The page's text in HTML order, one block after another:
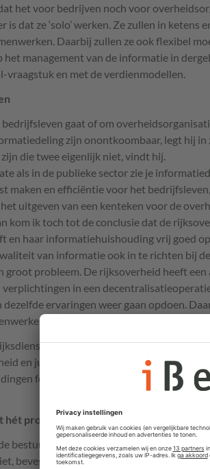
het voor bedrijven noch voor
is dat ze ‘solo’ werken. Ze zullen in ketens
Daarbij zullen ze ook flexibel
het management van de informatie in
en met de verdienmodellen.
gaat of om
zijn onontkoombaar, legt hij in
die twee eigenlijk niet, vindt hij.
als in de publieke sector zie je
maken en efficiëntie voor het
uitgeven van een kenteken voor de
kom ik toch tot de conclusie dat de
en haar informatiehuishouding vrij goed
van informatie ook in te richten bij
groot probleem. De rijksoverheid heeft
in een
ervaringen weer gaan opdoen.
met de private sector, zoals met
moet nog veel gebeuren, zegt
en justitie, met een veelheid aan
fout. Er zal de komende tien jaar nog
hét probleem
bestuurlijke ‘verkokering’ op rijksniveau –
bevestigt hij. “Maar met